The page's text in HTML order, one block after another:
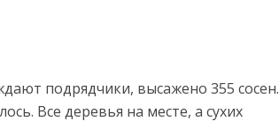
подрядчики, высажено 355 сосен.
Все деревья на месте, а сухих